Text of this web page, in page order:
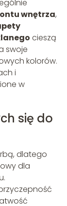
wnętrza,
cieszą
swoje
kolorów.
i
w
się do
dlatego
dla